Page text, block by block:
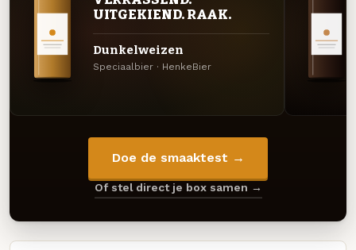
UITGEKIEND. RAAK.
Dunkelweizen
Speciaalbier · HenkeBier
Doe de smaaktest →
Of stel direct je box samen →